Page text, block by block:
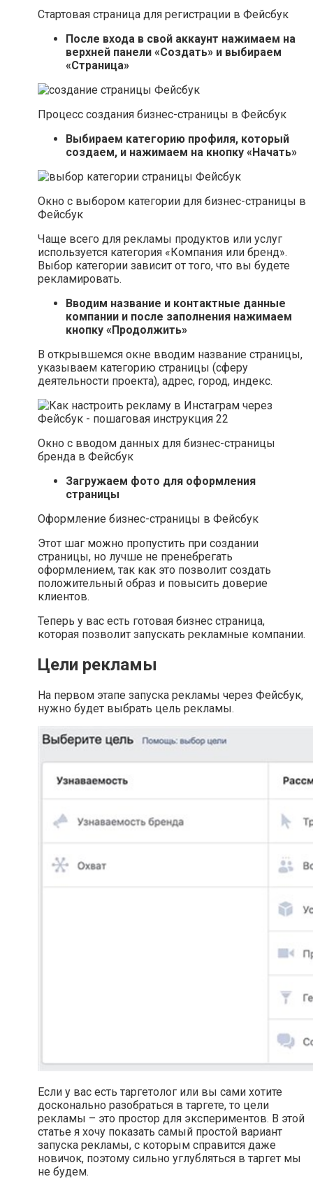
Стартовая страница для регистрации в Фейсбук
После входа в свой аккаунт нажимаем на
верхней панели «Создать» и выбираем
«Страница»
Процесс создания бизнес-страницы в Фейсбук
Выбираем категорию профиля, который
создаем, и нажимаем на кнопку «Начать»
Окно с выбором категории для бизнес-страницы в
Фейсбук
Чаще всего для рекламы продуктов или услуг
используется категория «Компания или бренд».
Выбор категории зависит от того, что вы будете
рекламировать.
Вводим название и контактные данные
компании и после заполнения нажимаем
кнопку «Продолжить»
В открывшемся окне вводим название страницы,
указываем категорию страницы (сферу
деятельности проекта), адрес, город, индекс.
Окно с вводом данных для бизнес-страницы
бренда в Фейсбук
Загружаем фото для оформления
страницы
Оформление бизнес-страницы в Фейсбук
Этот шаг можно пропустить при создании
страницы, но лучше не пренебрегать
оформлением, так как это позволит создать
положительный образ и повысить доверие
клиентов.
Теперь у вас есть готовая бизнес страница,
которая позволит запускать рекламные компании.
Цели рекламы
На первом этапе запуска рекламы через Фейсбук,
нужно будет выбрать цель рекламы.
Если у вас есть таргетолог или вы сами хотите
досконально разобраться в таргете, то цели
рекламы – это простор для экспериментов. В этой
статье я хочу показать самый простой вариант
запуска рекламы, с которым справится даже
новичок, поэтому сильно углубляться в таргет мы
не будем.